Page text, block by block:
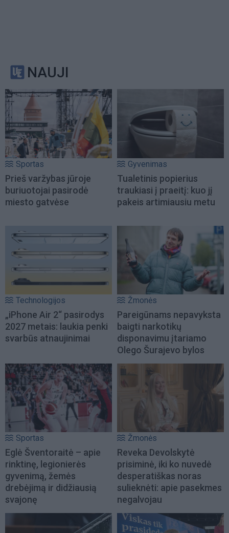
NAUJI
Sportas
Prieš varžybas jūroje
buriuotojai pasirodė
miesto gatvėse
Gyvenimas
Tualetinis popierius
traukiasi į praeitį: kuo jį
pakeis artimiausiu metu
Technologijos
„iPhone Air 2“ pasirodys
2027 metais: laukia penki
svarbūs atnaujinimai
Žmonės
Pareigūnams nepavyksta
baigti narkotikų
disponavimu įtariamo
Olego Šurajevo bylos
Sportas
Eglė Šventoraitė – apie
rinktinę, legionierės
gyvenimą, žemės
drebėjimą ir didžiausią
svajonę
Žmonės
Reveka Devolskytė
prisiminė, iki ko nuvedė
desperatiškas noras
sulieknėti: apie pasekmes
negalvojau